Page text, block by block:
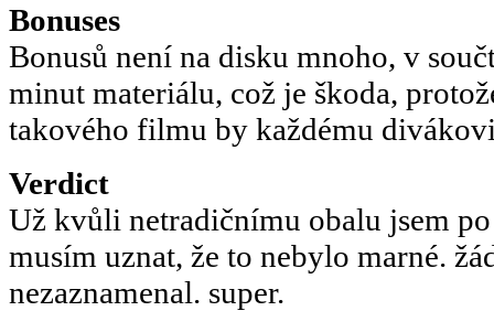
Bonuses
Bonusů není na disku mnoho, v
minut materiálu, což je škoda,
takového filmu by každému
Verdict
Už kvůli netradičnímu obalu jsem
musím uznat, že to nebylo marné.
nezaznamenal. super.